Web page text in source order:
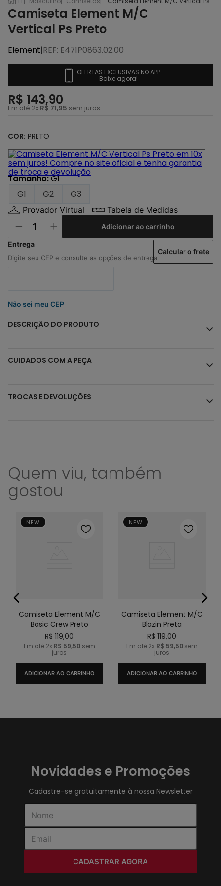
Camiseta Element M/C
Vertical Ps Preto
Element|REF: E471P0863.02.00
OFERTAS EXCLUSIVAS NO APP
Baixe agora!
R$ 143,90
Em até 2x R$ 71,95 sem juros
COR: PRETO
Tamanho:G1
G1
G2 G3
Provador Virtual Tabela de Medidas
Adicionar ao carrinho
Não sei meu CEP
Calcular o frete
DESCRIÇÃO DO PRODUTO
CUIDADOS COM A PEÇA
TROCAS E DEVOLUÇÕES
Quem viu, também
gostou
NEW
Camiseta Element M/C
Basic Crew Preto
R$ 119,00
Em até 2x R$ 59,50sem
juros
ADICIONAR AO CARRINHO
NEW
Camiseta Element M/C
Blazin Preta
R$ 119,00
Em até 2x R$ 59,50sem
juros
ADICIONAR AO CARRINHO
Novidades e Promoções
Cadastre-se gratuitamente à nossa Newsletter
CADASTRAR AGORA